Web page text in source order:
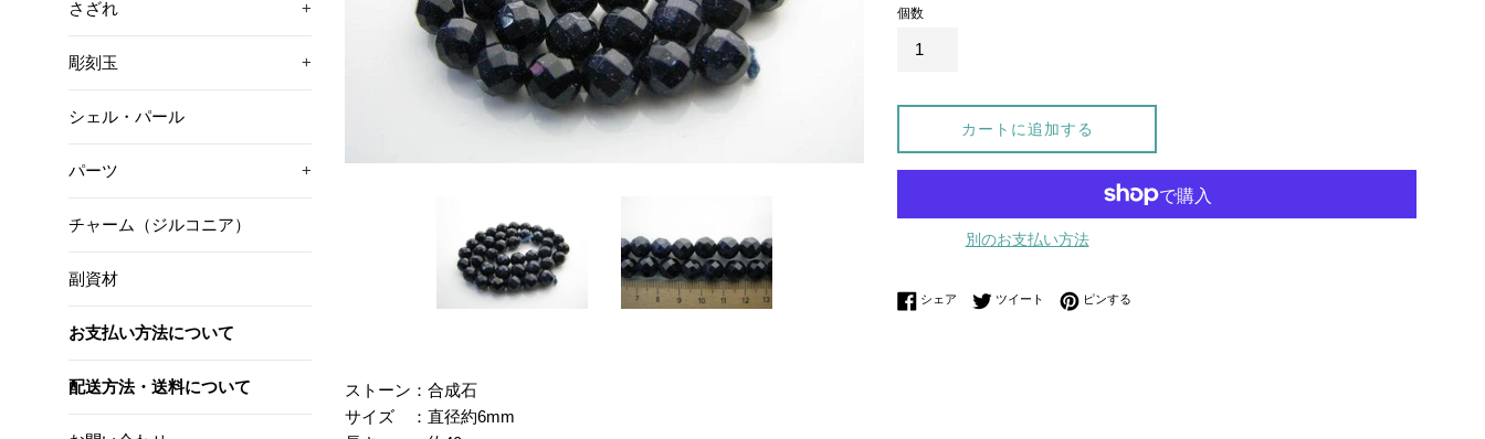
さざれ +
彫刻玉 +
シェル・パール
パーツ +
チャーム（ジルコニア）
副資材
お支払い方法について
配送方法・送料について
個数
カートに追加する
別のお支払い方法
シェア Facebookでシェアする
ツイート Twitterに投稿する
ピンする
ストーン：合成石
サイズ ：直径約6mm